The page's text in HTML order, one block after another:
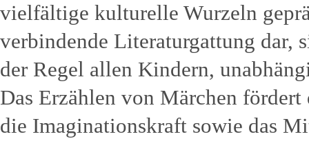
vielfältige kulturelle Wurzeln
verbindende Literaturgattung dar,
der Regel allen Kindern,
Das Erzählen von Märchen
die Imaginationskraft sowie das